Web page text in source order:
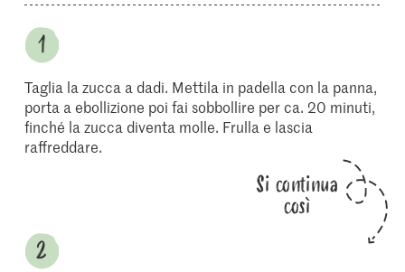
Taglia la zucca a dadi. Mettila in padella con la panna,
porta a ebollizione poi fai sobbollire per ca. 20 minuti,
finché la zucca diventa molle. Frulla e lascia
raffreddare.
Si continua
così